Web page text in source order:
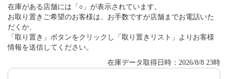
在庫がある店舗には「○」が表示されています。
お取り置きご希望のお客様は、お手数ですが店舗までお電話いた
だくか、
「取り置き」ボタンをクリックし「取り置きリスト」よりお客様
情報を送信してください。
在庫データ取得日時：2026/8/8 23時